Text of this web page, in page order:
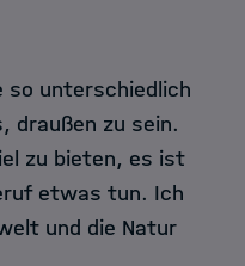
so unterschiedlich
draußen zu sein.
zu bieten, es ist
etwas tun. Ich
und die Natur